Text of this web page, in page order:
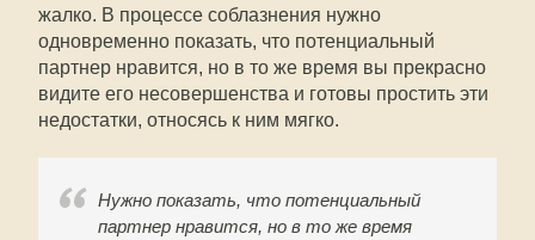
жалко. В процессе соблазнения нужно
одновременно показать, что потенциальный
партнер нравится, но в то же время вы прекрасно
видите его несовершенства и готовы простить эти
недостатки, относясь к ним мягко.
Нужно показать, что потенциальный
партнер нравится, но в то же время